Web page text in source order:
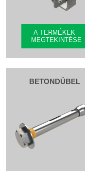
A TERMÉKEK
MEGTEKINTÉSE
BETONDÜBEL